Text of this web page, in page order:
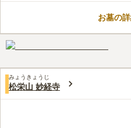
す。陽当たり良好な長耀
口コミ評価
20代女性
お墓から歩いて5分ほどの
があります。墓地の周りは住宅街な
す。のどかな雰囲気で気に入っていま
お墓の
みょうきょうじ
松栄山 妙経寺